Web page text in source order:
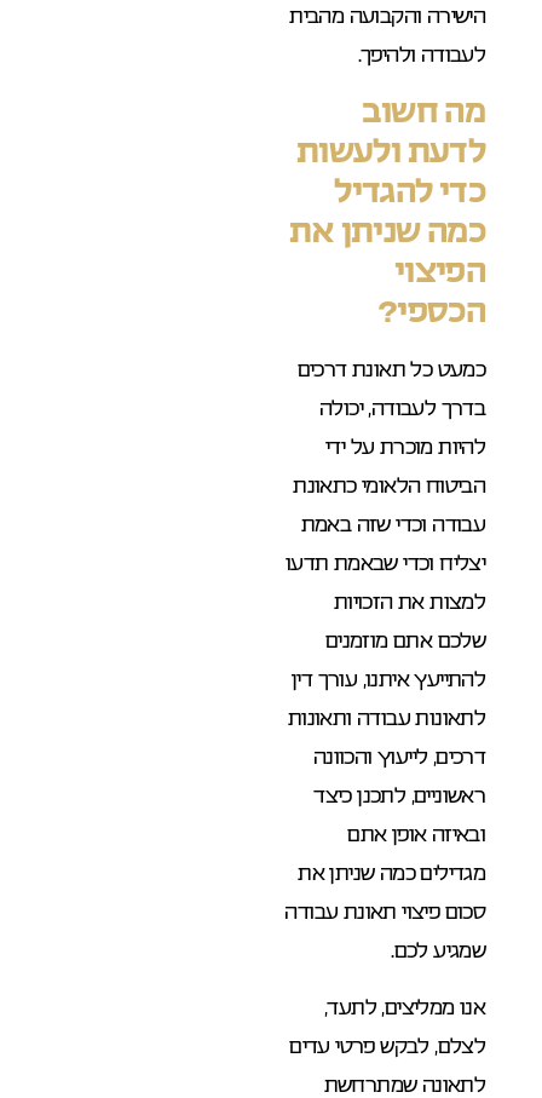
הישירה והקבועה מהבית
לעבודה ולהיפך.
מה חשוב
לדעת ולעשות
כדי להגדיל
כמה שניתן את
הפיצוי
הכספי?
כמעט כל תאונת דרכים
בדרך לעבודה, יכולה
להיות מוכרת על ידי
הביטוח הלאומי כתאונת
עבודה וכדי שזה באמת
יצליח וכדי שבאמת תדעו
למצות את הזכויות
שלכם אתם מוזמנים
להתייעץ איתנו, עורך דין
לתאונות עבודה ותאונות
דרכים, לייעוץ והכוונה
ראשוניים, לתכנן כיצד
ובאיזה אופן אתם
מגדילים כמה שניתן את
סכום פיצוי תאונת עבודה
שמגיע לכם.
אנו ממליצים, לתעד,
לצלם, לבקש פרטי עדים
לתאונה שמתרחשת